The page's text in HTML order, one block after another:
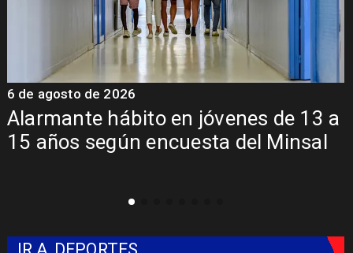
Alarmante hábito en jóvenes de 13 a
15 años según encuesta del Minsal
6 de agosto de 2026